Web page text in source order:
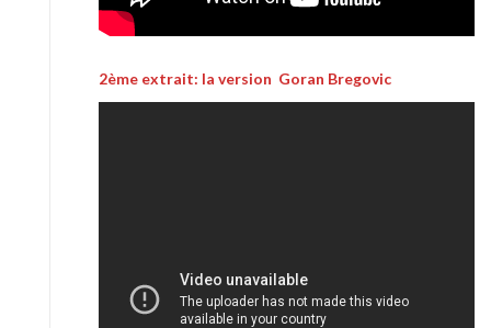
2ème extrait: la version Goran Bregovic